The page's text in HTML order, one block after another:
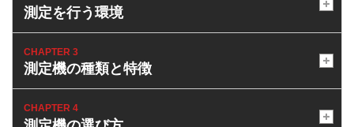
測定を行う環境
CHAPTER 3
測定機の種類と特徴
CHAPTER 4